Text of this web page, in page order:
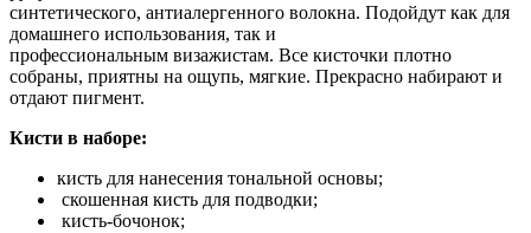
синтетического, антиалергенного волокна. Подойдут как для
домашнего использования, так и
профессиональным визажистам. Все кисточки плотно
собраны, приятны на ощупь, мягкие. Прекрасно набирают и
отдают пигмент.
Кисти в наборе:
кисть для нанесения тональной основы;
скошенная кисть для подводки;
кисть-бочонок;